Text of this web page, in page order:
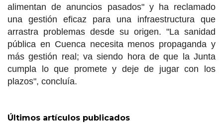
alimentan de anuncios pasados" y ha reclamado
una gestión eficaz para una infraestructura que
arrastra problemas desde su origen. "La sanidad
pública en Cuenca necesita menos propaganda y
más gestión real; va siendo hora de que la Junta
cumpla lo que promete y deje de jugar con los
plazos", concluía.
Últimos artículos publicados